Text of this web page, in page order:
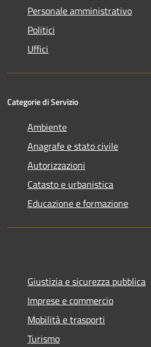
Personale amministrativo
Politici
Uffici
Categorie di Servizio
Ambiente
Anagrafe e stato civile
Autorizzazioni
Catasto e urbanistica
Educazione e formazione
Giustizia e sicurezza pubblica
Imprese e commercio
Mobilità e trasporti
Turismo